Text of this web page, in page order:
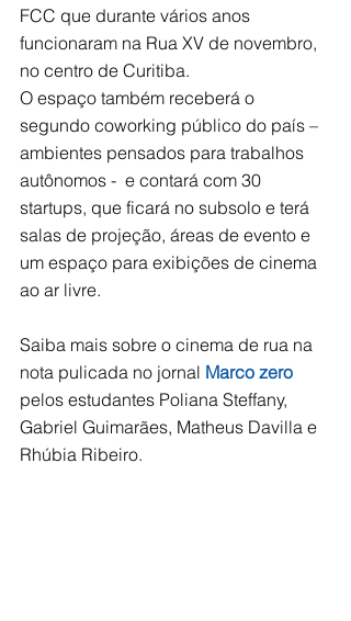
FCC que durante vários anos
funcionaram na Rua XV de novembro,
no centro de Curitiba.
O espaço também receberá o
segundo coworking público do país –
ambientes pensados para trabalhos
autônomos -  e contará com 30
startups, que ficará no subsolo e terá
salas de projeção, áreas de evento e
um espaço para exibições de cinema
ao ar livre.
Saiba mais sobre o cinema de rua na
nota pulicada no jornal Marco zero
pelos estudantes Poliana Steffany,
Gabriel Guimarães, Matheus Davilla e
Rhúbia Ribeiro.